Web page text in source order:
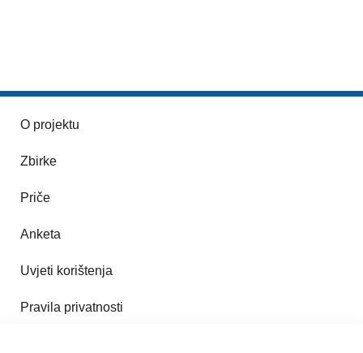
O projektu
Zbirke
Priče
Anketa
Uvjeti korištenja
Pravila privatnosti